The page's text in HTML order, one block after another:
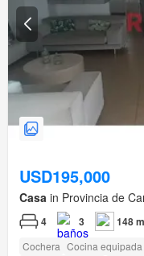
USD195,000
Casa in Provincia de
4 3 148
Cochera Cocina equipada